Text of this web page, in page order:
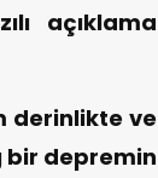
açıklama
derinlikte ve
bir depremin